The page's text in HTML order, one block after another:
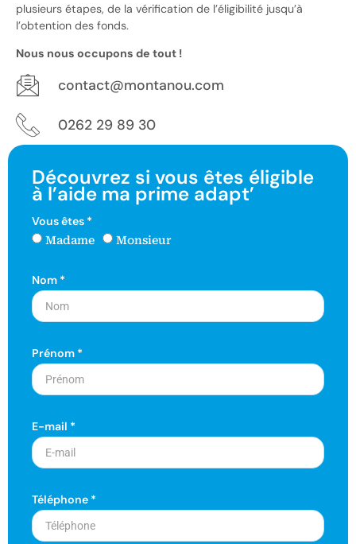
plusieurs étapes, de la vérification de l’éligibilité jusqu’à
l’obtention des fonds.
Nous nous occupons de tout !
contact@montanou.com
0262 29 89 30
Découvrez si vous êtes éligible
à l’aide ma prime adapt’
Vous êtes *
Madame Monsieur
Nom *
Prénom *
E-mail *
Téléphone *